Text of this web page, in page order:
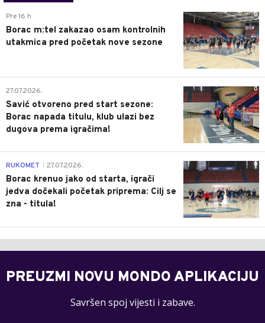
0
Pre 16 h
Borac m:tel zakazao osam kontrolnih
utakmica pred početak nove sezone
0
27.07.2026.
Savić otvoreno pred start sezone:
Borac napada titulu, klub ulazi bez
dugova prema igračima!
0
RUKOMET 27.07.2026.
Borac krenuo jako od starta, igrači
jedva dočekali početak priprema: Cilj se
zna - titula!
PREUZMI NOVU MONDO APLIKACIJU
Savršen spoj vijesti i zabave.